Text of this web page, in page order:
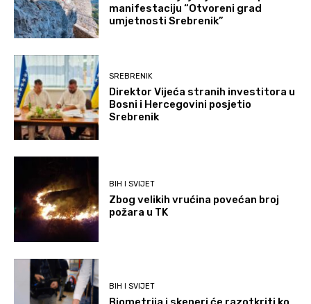
manifestaciju “Otvoreni grad
umjetnosti Srebrenik”
SREBRENIK
Direktor Vijeća stranih investitora u
Bosni i Hercegovini posjetio
Srebrenik
BIH I SVIJET
Zbog velikih vrućina povećan broj
požara u TK
BIH I SVIJET